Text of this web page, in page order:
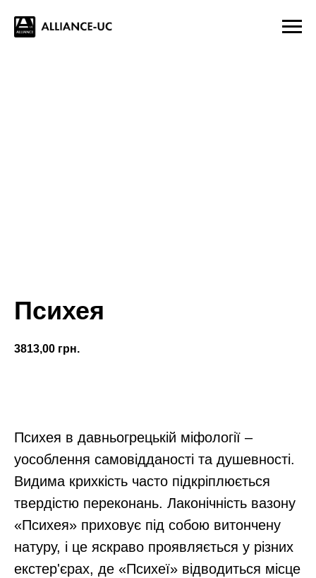
Психея
3813,00 грн.
Психея в давньогрецькій міфології –
уособлення самовідданості та душевності.
Видима крихкість часто підкріплюється
твердістю переконань. Лаконічність вазону
«Психея» приховує під собою витончену
натуру, і це яскраво проявляється у різних
екстер'єрах, де «Психеї» відводиться місце